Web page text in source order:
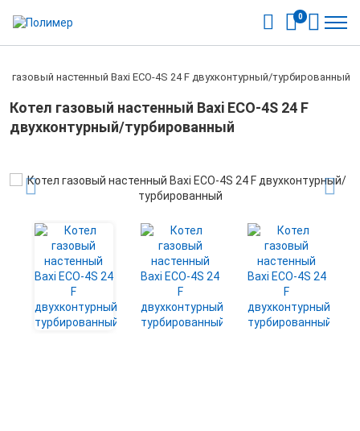
0
газовый настенный Baxi ECO-4S 24 F двухконтурный/турбированный
Котел газовый настенный Baxi ECO-4S 24 F
двухконтурный/турбированный